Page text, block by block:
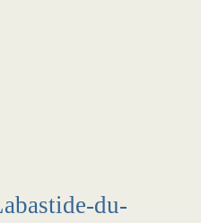
du-